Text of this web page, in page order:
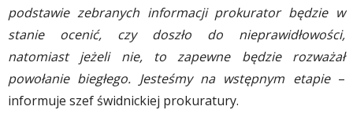
podstawie zebranych informacji prokurator będzie w
stanie ocenić, czy doszło do nieprawidłowości,
natomiast jeżeli nie, to zapewne będzie rozważał
powołanie biegłego. Jesteśmy na wstępnym etapie–
informuje szef świdnickiej prokuratury.